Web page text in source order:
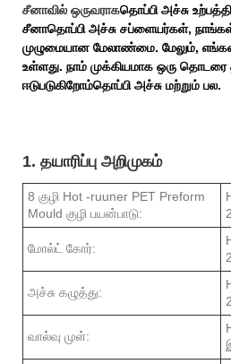
சீனாவில் ஒருவராகதொப்பி அச்சு
சீனாதொப்பி அச்சு சப்ளையர்கள்,
முழுமையான மேலாண்மை. மேலும்,
உள்ளது. நாம் முக்கியமாக ஒரு தொடரை
ஈடுபடுகிறோம்தொப்பி அச்சு மற்றும் பல.
1. தயாரிப்பு அறிமுகம்
8 குழி Hot -ruuner PET Preform
Mould குழி பயன்பாடு:
மோல்ட் கோர்:
அச்சு கழுத்து:
வால்வு முள்: